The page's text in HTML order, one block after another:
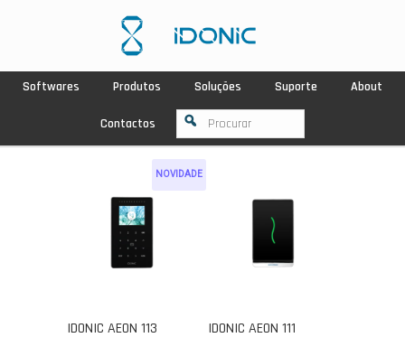
Softwares Produtos Soluções Suporte About
Contactos
NOVIDADE
IDONIC AEON 113 IDONIC AEON 111